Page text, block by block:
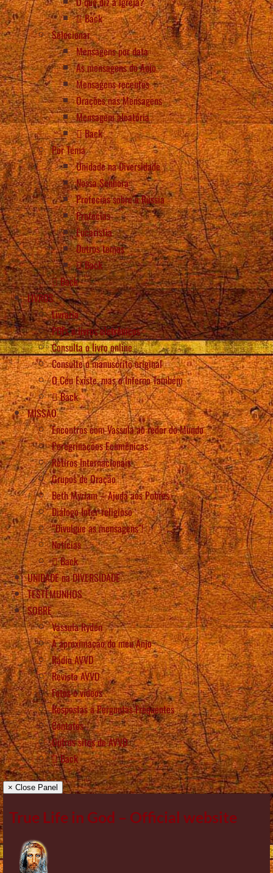
Back
Selecionar
Mensagens por data
As mensagens do Anjo
Mensagens recentes
Orações nas Mensagens
Mensagem aleatória
Back
Por Tema
Unidade na Diversidade
Nossa Senhora
Profecias sobre a Rússia
Profecias
Eucaristia
Outros temas
Back
Back
LIVROS
Livraria
PDFs e livros eletrônicos
Consulta o livro online
Consulte o manuscrito original
O Céu Existe, mas o Inferno Também
Back
MISSÃO
Encontros com Vassula ao redor do Mundo
Peregrinações Ecumênicas
Retiros Internacionais
Grupos de Oração
Beth Myriam – Ajuda aos Pobres
Diálogo Inter-religioso
“Divulgue as mensagens”!
Notícias
Back
UNIDADE na DIVERSIDADE
TESTEMUNHOS
SOBRE
Vassula Rydén
A aproximação do meu Anjo
Rádio AVVD
Revista AVVD
Fotos e vídeos
Respostas a Perguntas Frequentes
Contatos
Outros sítes de AVVD
Back
× Close Panel
True Life in God – Official website